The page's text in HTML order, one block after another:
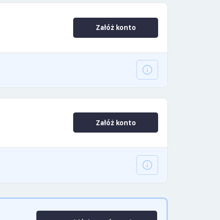
Załóż konto
Załóż konto